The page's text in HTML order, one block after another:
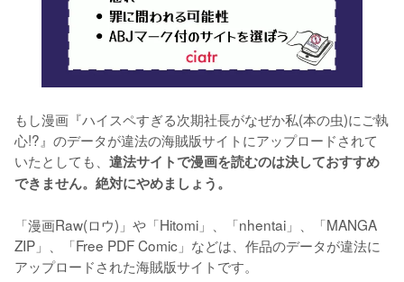
もし漫画『ハイスペすぎる次期社長がなぜか私(本の虫)にご執
心!?』のデータが違法の海賊版サイトにアップロードされて
いたとしても、 違法サイトで漫画を読むのは決しておすすめ
できません。絶対にやめましょう。
「漫画Raw(ロウ)」や「Hitomi」、「nhentai」、「MANGA
ZIP」、「Free PDF Comic」などは、作品のデータが違法に
アップロードされた海賊版サイトです。